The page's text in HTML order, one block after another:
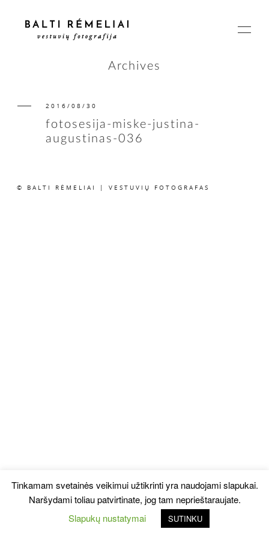
PAGRINDINIS
ISTORIJOS
Archives
2016/08/30
fotosesija-miske-justina-
augustinas-036
© BALTI RĖMELIAI | VESTUVIŲ FOTOGRAFAS
Tinkamam svetainės veikimui užtikrinti yra naudojami slapukai.
Naršydami toliau patvirtinate, jog tam neprieštaraujate.
Slapukų nustatymai
SUTINKU